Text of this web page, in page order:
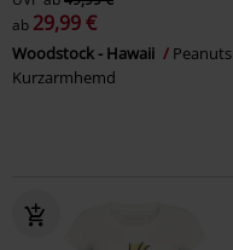
ab 29,99 €
Woodstock - Hawaii
Peanuts
Kurzarmhemd